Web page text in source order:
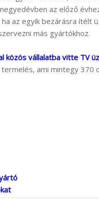
az előző
az egyik bezárásra ítélt
más gyártókhoz.
közös vállalatba vitte TV
ami mintegy 370